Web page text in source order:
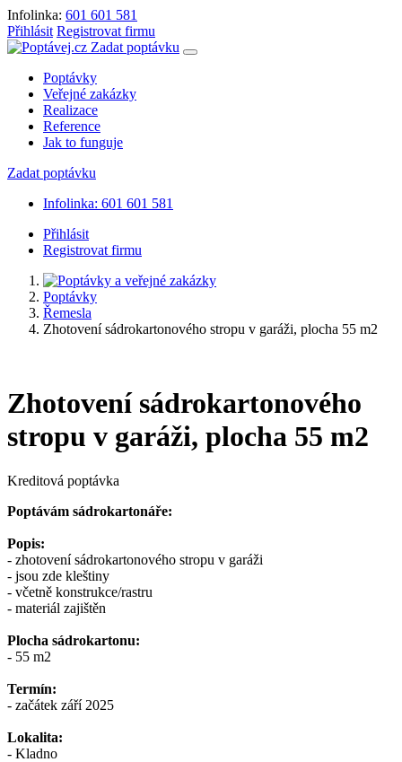
Infolinka: 601 601 581
Přihlásit Registrovat firmu
Zadat poptávku
Poptávky
Veřejné zakázky
Realizace
Reference
Jak to funguje
Zadat poptávku
Infolinka: 601 601 581
Přihlásit
Registrovat firmu
Poptávky
Řemesla
Zhotovení sádrokartonového stropu v garáži, plocha 55 m2
Zhotovení sádrokartonového
stropu v garáži, plocha 55 m2
Kreditová poptávka
Poptávám sádrokartonáře:
Popis:
- zhotovení sádrokartonového stropu v garáži
- jsou zde kleštiny
- včetně konstrukce/rastru
- materiál zajištěn
Plocha sádrokartonu:
- 55 m2
Termín:
- začátek září 2025
Lokalita:
- Kladno